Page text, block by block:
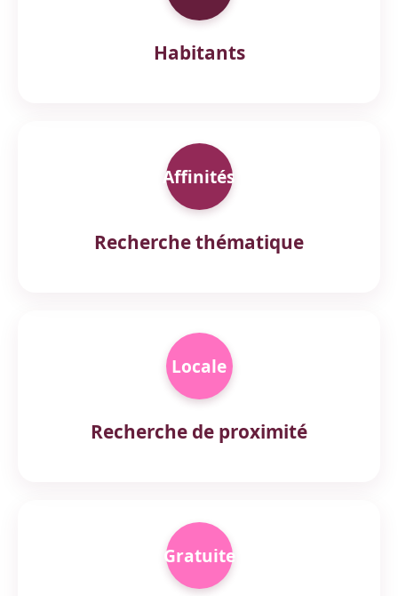
Habitants
Affinités
Recherche thématique
Locale
Recherche de proximité
Gratuite